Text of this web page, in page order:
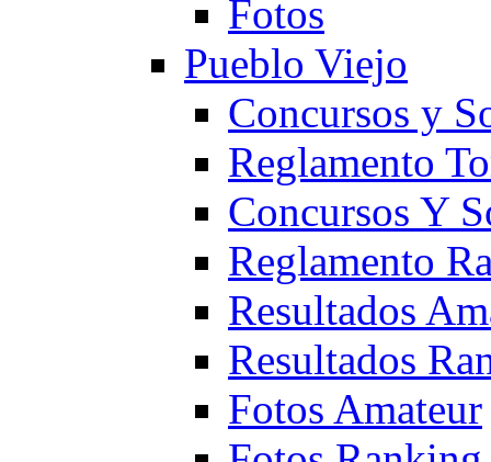
Fotos
Pueblo Viejo
Concursos y
Reglamento
Concursos Y
Reglamento
Resultados
Resultados
Fotos Amateur